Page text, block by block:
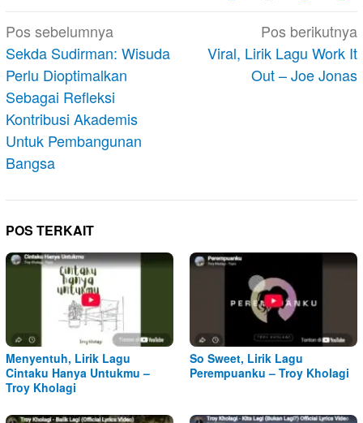
Navigasi
pos
Pos sebelumnya
Sekda Sudirman: Wisuda
Perlu Dioptimalkan
Sebagai Refleksi
Kontribusi Akademis
Untuk Pembangunan
Bangsa
Pos berikutnya
Viral, Lirik Lagu Work It
Out – Joe Jonas
POS TERKAIT
Menyentuh, Lirik Lagu
Cintaku Hanya Untukmu –
Troy Kholagi
So Sweet, Lirik Lagu
Perempuanku – Troy Kholagi